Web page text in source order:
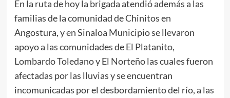
En la ruta de hoy la brigada atendió además a las
familias de la comunidad de Chinitos en
Angostura, y en Sinaloa Municipio se llevaron
apoyo a las comunidades de El Platanito,
Lombardo Toledano y El Norteño las cuales fueron
afectadas por las lluvias y se encuentran
incomunicadas por el desbordamiento del río, a las